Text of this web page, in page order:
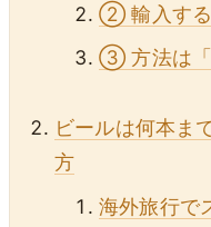
② 輸入する
③ 方法は「
ビールは何本ま
方
海外旅行で